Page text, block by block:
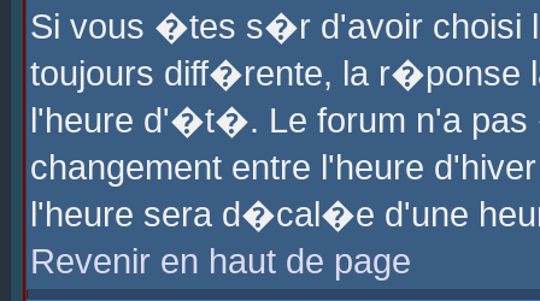
Si vous �tes s�r d'avoir choisi
toujours diff�rente, la r�ponse
l'heure d'�t�. Le forum n'a
changement entre l'heure
l'heure sera d�cal�e d'une
Revenir en haut de page